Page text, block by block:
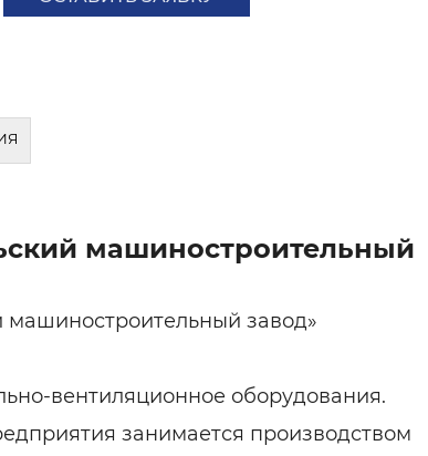
машиностроительный
завод»
вентиляционное оборудования.
занимается производством